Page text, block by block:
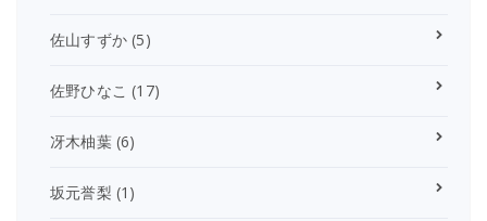
佐山すずか (5)
佐野ひなこ (17)
冴木柚葉(6)
坂元誉梨 (1)